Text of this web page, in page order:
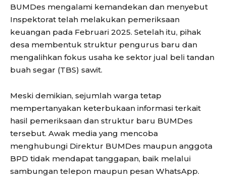
BUMDes mengalami kemandekan dan menyebut
Inspektorat telah melakukan pemeriksaan
keuangan pada Februari 2025. Setelah itu, pihak
desa membentuk struktur pengurus baru dan
mengalihkan fokus usaha ke sektor jual beli tandan
buah segar (TBS) sawit.
Meski demikian, sejumlah warga tetap
mempertanyakan keterbukaan informasi terkait
hasil pemeriksaan dan struktur baru BUMDes
tersebut. Awak media yang mencoba
menghubungi Direktur BUMDes maupun anggota
BPD tidak mendapat tanggapan, baik melalui
sambungan telepon maupun pesan WhatsApp.